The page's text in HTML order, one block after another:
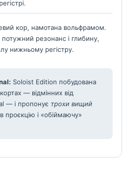
кор, намотана вольфрамом.
резонанс і глибину,
нижньому регістру.
Soloist Edition побудована
— відмінних від
— і пропонує трохи вищий
проєкцію і «обіймаючу»